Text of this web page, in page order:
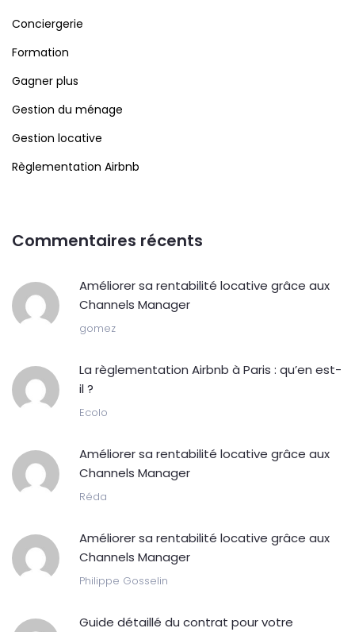
Conciergerie
Formation
Gagner plus
Gestion du ménage
Gestion locative
Règlementation Airbnb
Commentaires récents
Améliorer sa rentabilité locative grâce aux
Channels Manager
gomez
La règlementation Airbnb à Paris : qu’en est-
il ?
Ecolo
Améliorer sa rentabilité locative grâce aux
Channels Manager
Réda
Améliorer sa rentabilité locative grâce aux
Channels Manager
Philippe Gosselin
Guide détaillé du contrat pour votre